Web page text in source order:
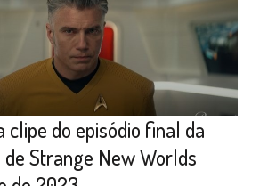
clipe do episódio final da
Strange New Worlds